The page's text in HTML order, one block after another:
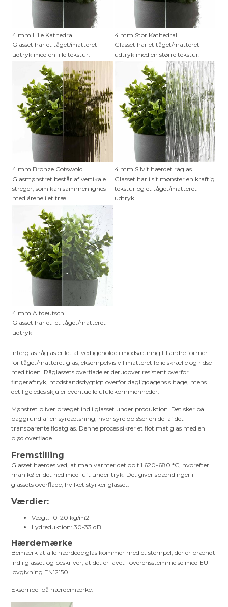
4 mm Lille Kathedral.
Glasset har et tåget/matteret
udtryk med en lille tekstur.
4 mm Stor Kathedral.
Glasset har et tåget/matteret
udtryk med en større tekstur.
4 mm Bronze Cotswold.
Glasmønstret består af vertikale
streger, som kan sammenlignes
med årene i et træ.
4 mm Silvit hærdet råglas.
Glasset har i sit mønster en kraftig
tekstur og et tåget/matteret
udtryk.
4 mm Altdeutsch.
Glasset har et let tåget/matteret
udtryk
Interglas råglas er let at vedligeholde i modsætning til andre former
for tåget/matteret glas, eksempelvis vil matteret folie skrælle og ridse
med tiden. Råglassets overflade er derudover resistent overfor
fingeraftryk, modstandsdygtigt overfor dagligdagens slitage, mens
det ligeledes skjuler eventuelle ufuldkommenheder.
Mønstret bliver præget ind i glasset under produktion. Det sker på
baggrund af en syreætsning, hvor syre opløser en del af det
transparente floatglas. Denne proces sikrer et flot mat glas med en
blød overflade.
Fremstilling
Glasset hærdes ved, at man varmer det op til 620-680 *C, hvorefter
man køler det ned med luft under tryk. Det giver spændinger i
glassets overflade, hvilket styrker glasset.
Værdier:
Vægt: 10-20 kg/m2
Lydreduktion: 30-33 dB
Hærdemærke
Bemærk at alle hærdede glas kommer med et stempel, der er brændt
ind i glasset og beskriver, at det er lavet i overensstemmelse med EU
lovgivning EN12150.
Eksempel på hærdemærke: